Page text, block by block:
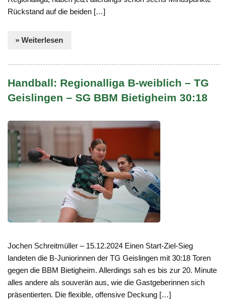
Rückstand auf die beiden […]
» Weiterlesen
Handball: Regionalliga B-weiblich – TG
Geislingen – SG BBM Bietigheim 30:18
Jochen Schreitmüller – 15.12.2024 Einen Start-Ziel-Sieg
landeten die B-Juniorinnen der TG Geislingen mit 30:18 Toren
gegen die BBM Bietigheim. Allerdings sah es bis zur 20. Minute
alles andere als souverän aus, wie die Gastgeberinnen sich
präsentierten. Die flexible, offensive Deckung […]